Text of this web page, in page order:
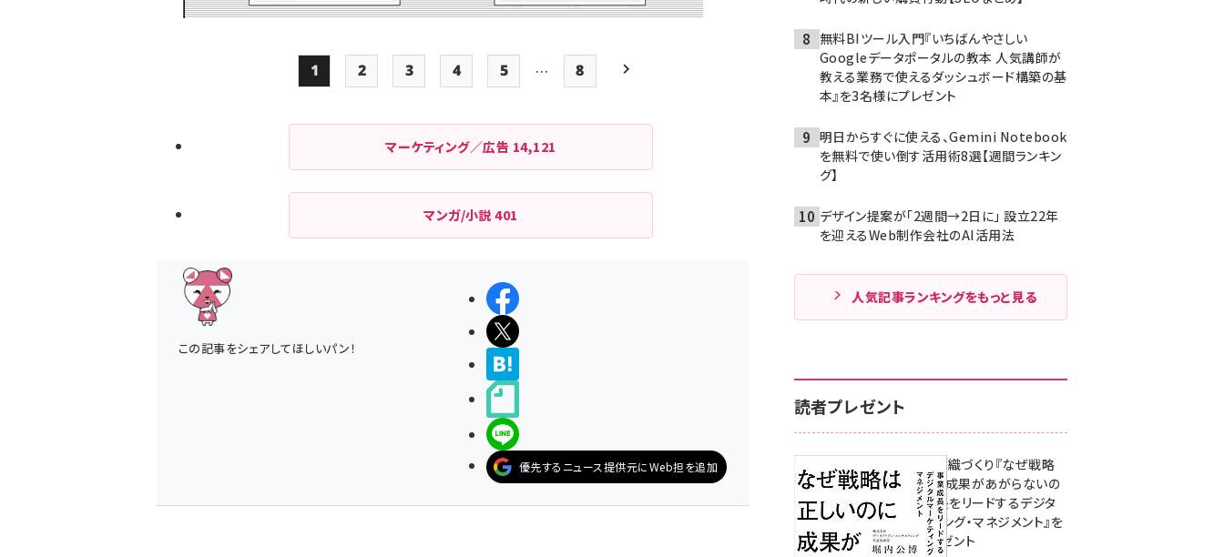
ペー
ジ
送
り
Page
1
Page
2
Page
3
Page
4
Page
5 …
最終ページ
8
マーケティング／広告 14,121
マンガ/小説401
この記事をシェアしてほしいパン！
シェアする
ポストする
LINEで送る
優先するニュース提供元にWeb担を追加
無料BIツール入門『いちばんやさしい
Googleデータポータルの教本 人気講師が
教える業務で使えるダッシュボード構築の基
本』を3名様にプレゼント
明日からすぐに使える、Gemini Notebook
を無料で使い倒す活用術8選【週間ランキン
グ】
デザイン提案が「2週間→2日に」 設立22年
を迎えるWeb制作会社のAI活用法
人気記事ランキングをもっと見る
読者プレゼント
成果を生む組織づくり『なぜ戦略
は正しいのに成果があがらないの
か？ 事業成長をリードするデジタ
ルマーケティング・マネジメント』を
3名様にプレゼント